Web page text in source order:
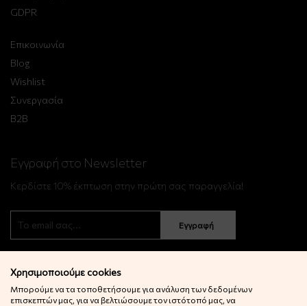
GDPR
Επικοινωνία
Blog
Wishlist
Συνεργασία
B2B
Εγγραφή στο Newsletter
Κερδίστε 10% έκπτωση στην πρώτη σας παραγγελία!
Εγγραφή
Χρησιμοποιούμε cookies
Μπορούμε να τα τοποθετήσουμε για ανάλυση των δεδομένων
επισκεπτών μας, για να βελτιώσουμε τον ιστότοπό μας, να